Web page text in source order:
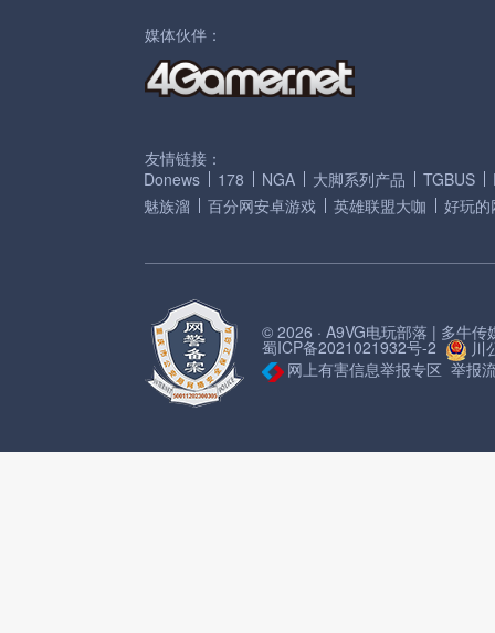
媒体伙伴：
友情链接：
Donews
178 NGA 大脚系列产品 TGBUS
魅族溜
百分网安卓游戏 英雄联盟大咖 好玩的
© 2026 · A9VG电玩部落 | 多牛传
蜀ICP备2021021932号-2
川
网上有害信息举报专区 举报